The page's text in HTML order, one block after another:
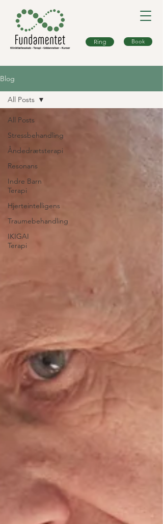
Ring Book
Blog
All Posts
Stressbehandling
Åndedrætsterapi
Resonans
Indre Barn
Terapi
Hjerteintelligens
Traumebehandling
IKIGAI
Terapi
All Posts